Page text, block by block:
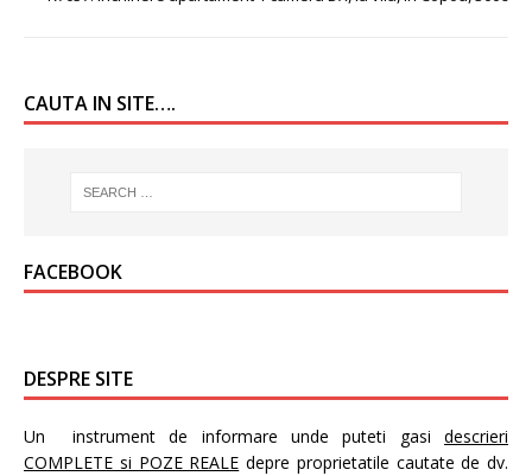
CAUTA IN SITE….
FACEBOOK
DESPRE SITE
Un instrument de informare unde puteti gasi descrieri
COMPLETE si POZE REALE depre proprietatile cautate de dv.